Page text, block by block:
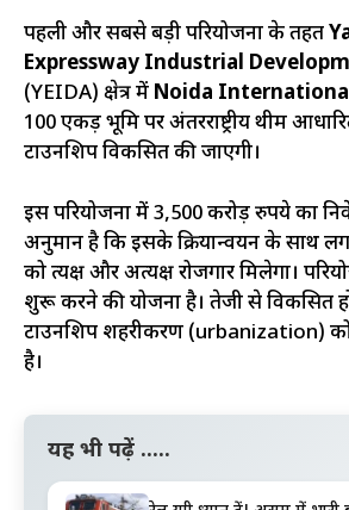
पहली और सबसे बड़ी परियोजना के तहत
Expressway Industrial
(YEIDA) क्षेत्र में Noida
100 एकड़ भूमि पर अंतरराष्ट्रीय थीम
टाउनशिप विकसित की जाएगी।
इस परियोजना में 3,500 करोड़ रुपये का निवेश
अनुमान है कि इसके क्रियान्वयन के साथ
को प्रत्यक्ष और अप्रत्यक्ष रोजगार मिलेगा।
शुरू करने की योजना है। तेजी से विकसित
टाउनशिप शहरीकरण (urbanization)
है।
यह भी पढ़ें .....